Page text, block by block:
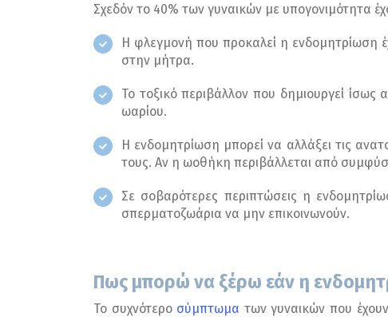
Σχεδόν το 40% των γυναικών με υπογονιμότητα
Η φλεγμονή που προκαλεί η ενδομητρίωση
στην μήτρα.
Το τοξικό περιβάλλον που δημιουργεί
ωαρίου.
Η ενδομητρίωση μπορεί να αλλάξει τις
τους. Αν η ωοθήκη περιβάλλεται από
Σε σοβαρότερες περιπτώσεις η
σπερματοζωάρια να μην επικοινωνούν.
Πως μπορώ να ξέρω εάν η
Το συχνότερο σύμπτωμα των γυναικών που